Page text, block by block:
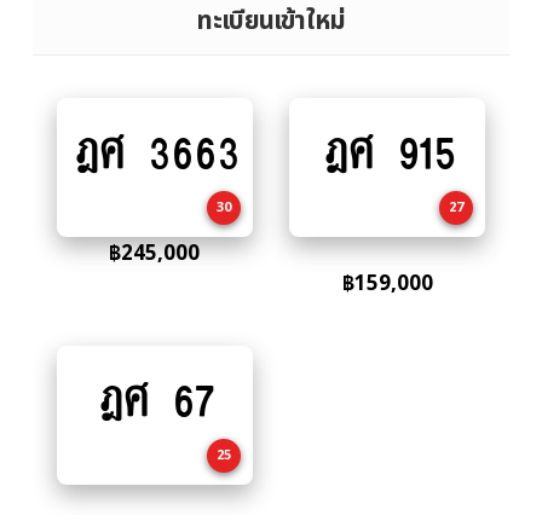
ทะเบียนเข้าใหม่
to
ฎศ 3663
30
฿245,000
to
ฎศ 915
27
฿159,000
to
ฎศ 67
25